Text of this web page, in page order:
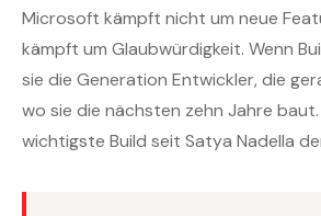
Microsoft kämpft nicht um neue
kämpft um Glaubwürdigkeit. Wenn
sie die Generation Entwickler, die
wo sie die nächsten zehn Jahre
wichtigste Build seit Satya Nadella